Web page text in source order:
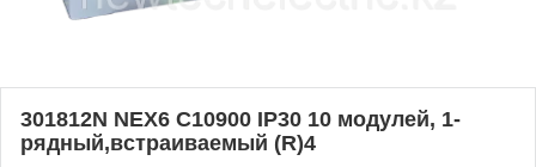
301812N NEX6 С10900 IP30 10 модулей, 1-
рядный,встраиваемый (R)4